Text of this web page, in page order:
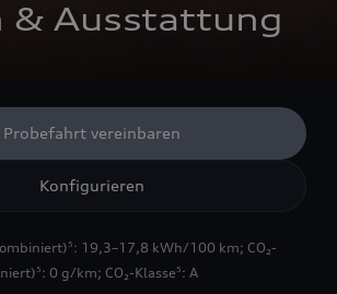
& Ausstattung
Probefahrt vereinbaren
Konfigurieren
5 : 19,3–17,8 kWh/100 km; CO₂-
5 : 0 g/km; CO₂-Klasse 5 : A